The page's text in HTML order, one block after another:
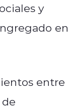
y
en
entre